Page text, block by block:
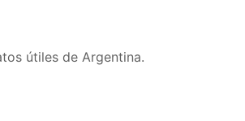
útiles de Argentina.